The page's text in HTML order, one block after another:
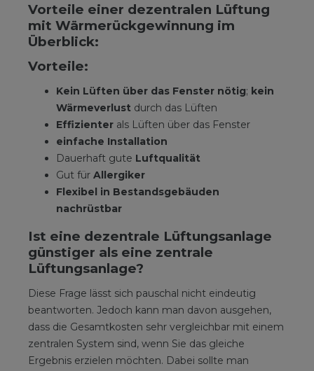
Vorteile einer dezentralen Lüftung
mit Wärmerückgewinnung im
Überblick:
Vorteile:
Kein Lüften über das Fenster nötig; kein
Wärmeverlust durch das Lüften
Effizienter als Lüften über das Fenster
einfache Installation
Dauerhaft gute Luftqualität
Gut für Allergiker
Flexibel in Bestandsgebäuden
nachrüstbar
Ist eine dezentrale Lüftungsanlage
günstiger als eine zentrale
Lüftungsanlage?
Diese Frage lässt sich pauschal nicht eindeutig
beantworten. Jedoch kann man davon ausgehen,
dass die Gesamtkosten sehr vergleichbar mit einem
zentralen System sind, wenn Sie das gleiche
Ergebnis erzielen möchten. Dabei sollte man